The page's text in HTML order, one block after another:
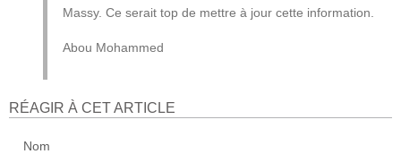
Massy. Ce serait top de mettre à jour cette information.
Abou Mohammed
RÉAGIR À CET ARTICLE
Nom